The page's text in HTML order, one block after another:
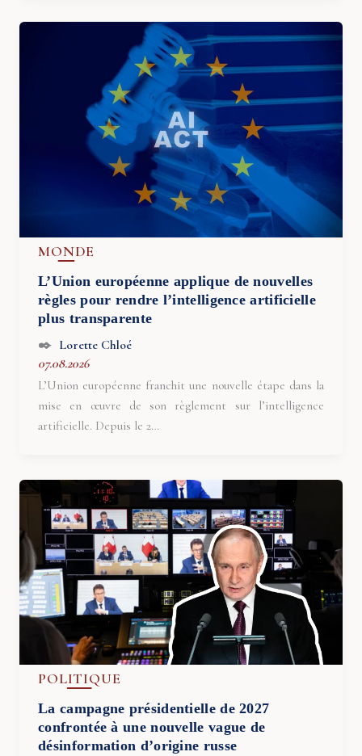
MONDE
L’Union européenne applique de nouvelles
règles pour rendre l’intelligence artificielle
plus transparente
Lorette Chloé
07.08.2026
L’Union européenne franchit une nouvelle étape dans la
mise en œuvre de son règlement sur l’intelligence
artificielle. Depuis le 2…
POLITIQUE
La campagne présidentielle de 2027
confrontée à une nouvelle vague de
désinformation d’origine russe